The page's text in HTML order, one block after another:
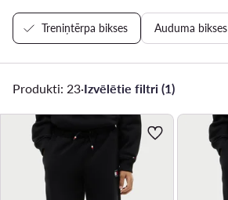
Treniņtērpa bikses Auduma bikses
Produkti: 23·Izvēlētie filtri (1)